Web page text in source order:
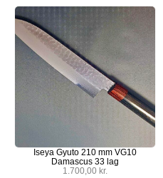
Iseya Gyuto 210 mm VG10
Damascus 33 lag
1.700,00 kr.